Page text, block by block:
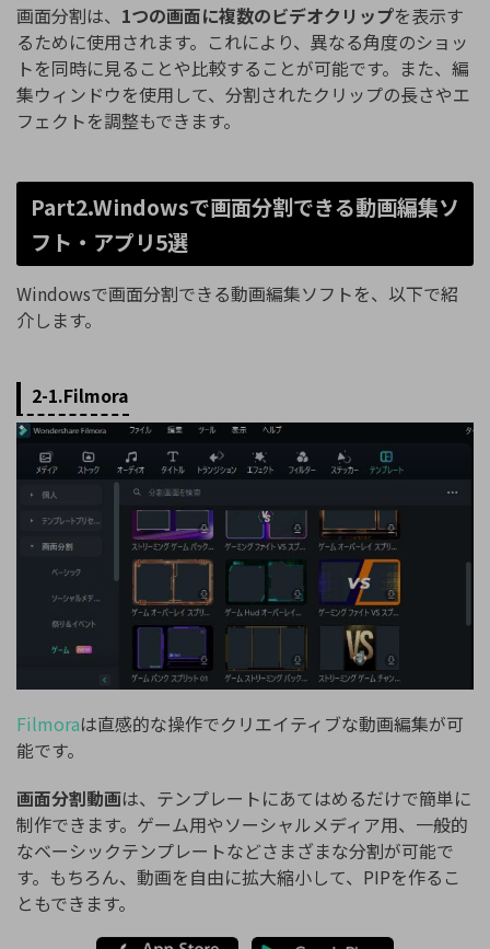
画面分割は、 1つの画面に複数のビデオクリップを表示す
るために使用されます。これにより、異なる角度のショッ
トを同時に見ることや比較することが可能です。また、編
集ウィンドウを使用して、分割されたクリップの長さやエ
フェクトを調整もできます。
Part2.Windowsで画面分割できる動画編集ソ
フト・アプリ5選
Windowsで画面分割できる動画編集ソフトを、以下で紹
介します。
2-1.Filmora
Filmoraは直感的な操作でクリエイティブな動画編集が可
能です。
画面分割動画は、テンプレートにあてはめるだけで簡単に
制作できます。ゲーム用やソーシャルメディア用、一般的
なベーシックテンプレートなどさまざまな分割が可能で
す。もちろん、動画を自由に拡大縮小して、PIPを作るこ
ともできます。